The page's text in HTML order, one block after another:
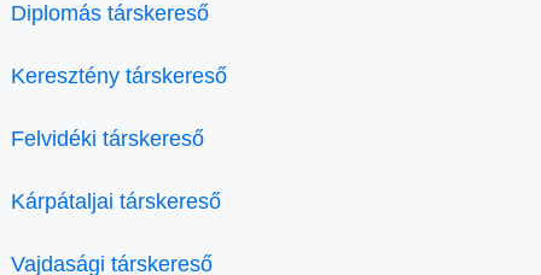
Diplomás társkereső
Keresztény társkereső
Felvidéki társkereső
Kárpátaljai társkereső
Vajdasági társkereső